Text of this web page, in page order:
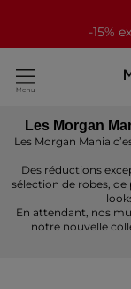
-15%
Les Morgan
Les Morgan Mania
Des réductions
sélection de robes,
En attendant, nos
notre nouvelle